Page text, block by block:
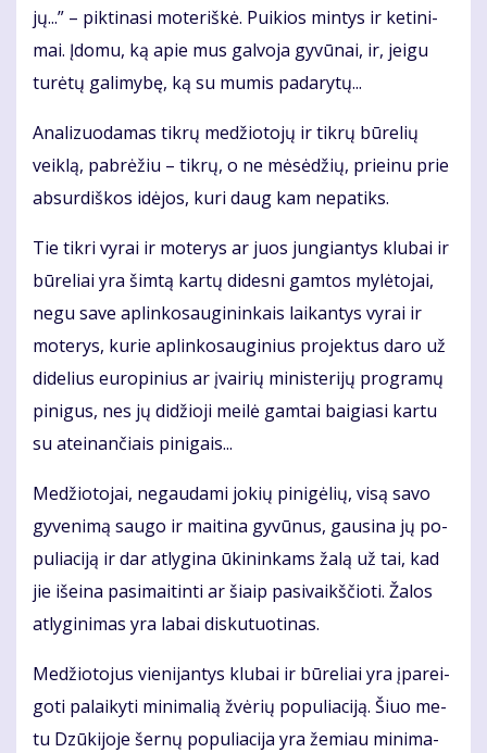
jų...” – pik­ti­na­si mo­te­riš­kė. Pui­kios min­tys ir ke­ti­ni­
mai. Įdo­mu, ką apie mus gal­vo­ja gy­vū­nai, ir, jei­gu
tu­rė­tų ga­li­my­bę, ką su mu­mis pa­da­ry­tų...
Ana­li­zuo­da­mas tik­rų me­džio­to­jų ir tik­rų bū­re­lių
veik­lą, pa­brė­žiu – tik­rų, o ne mė­sė­džių, pri­ei­nu prie
ab­sur­diš­kos idė­jos, ku­ri daug kam ne­pa­tiks.
Tie tik­ri vy­rai ir mo­te­rys ar juos jun­gian­tys klu­bai ir
bū­re­liai yra šim­tą kar­tų di­des­ni gam­tos my­lė­to­jai,
ne­gu sa­ve ap­lin­ko­sau­gi­nin­kais lai­kan­tys vy­rai ir
mo­te­rys, ku­rie ap­lin­ko­sau­gi­nius pro­jek­tus da­ro už
di­de­lius eu­ro­pi­nius ar įvai­rių mi­nis­te­ri­jų pro­gra­mų
pi­ni­gus, nes jų di­džio­ji mei­lė gam­tai bai­gia­si kar­tu
su at­ei­nan­čiais pi­ni­gais...
Me­džio­to­jai, ne­gau­da­mi jo­kių pi­ni­gė­lių, vi­są sa­vo
gy­ve­ni­mą sau­go ir mai­ti­na gy­vū­nus, gau­si­na jų po­
pu­lia­ci­ją ir dar at­ly­gi­na ūki­nin­kams ža­lą už tai, kad
jie iš­ei­na pa­si­mai­tin­ti ar šiaip pa­si­vaikš­čio­ti. Ža­los
at­ly­gi­ni­mas yra la­bai dis­ku­tuo­ti­nas.
Me­džio­to­jus vie­ni­jan­tys klu­bai ir bū­re­liai yra įpa­rei­
go­ti pa­lai­ky­ti mi­ni­ma­lią žvė­rių po­pu­lia­ci­ją. Šiuo me­
tu Dzū­ki­jo­je šer­nų po­pu­lia­ci­ja yra že­miau mi­ni­ma­